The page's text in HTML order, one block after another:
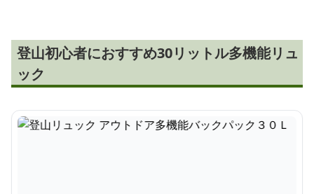
登山初心者におすすめ30リットル多機能リュ
ック